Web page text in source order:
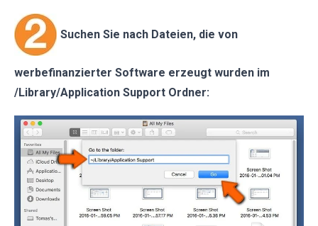
Suchen Sie nach Dateien, die von
werbefinanzierter Software erzeugt wurden im
/Library/Application Support Ordner: